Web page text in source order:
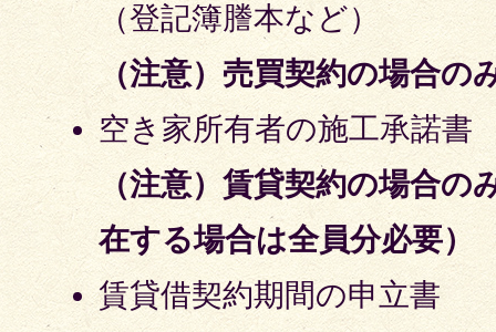
（登記簿謄本など）
（注意） 売買契約の場合の
空き家所有者の施工承諾書
（注意）賃貸契約の場合の
在する場合は全員分必要）
賃貸借契約期間の申立書